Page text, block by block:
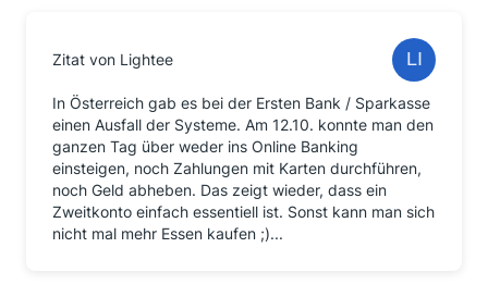
Zitat von Lightee
In Österreich gab es bei der Ersten Bank / Sparkasse
einen Ausfall der Systeme. Am 12.10. konnte man den
ganzen Tag über weder ins Online Banking
einsteigen, noch Zahlungen mit Karten durchführen,
noch Geld abheben. Das zeigt wieder, dass ein
Zweitkonto einfach essentiell ist. Sonst kann man sich
nicht mal mehr Essen kaufen ;)...